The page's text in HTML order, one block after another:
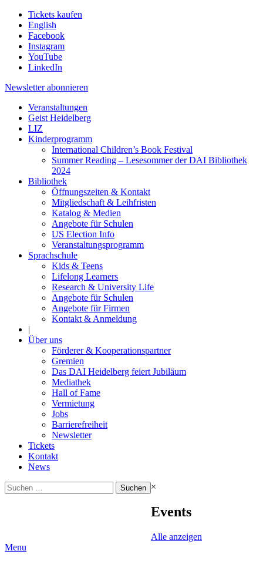
Tickets kaufen
English
Facebook
Instagram
YouTube
LinkedIn
Newsletter abonnieren
Veranstaltungen
Geist Heidelberg
LIZ
Kinderprogramm
International Children’s Book Festival
Summer Reading – Lesesommer der DAI Bibliothek
2024
Bibliothek
Öffnungszeiten & Kontakt
Mitgliedschaft & Leihfristen
Katalog & Medien
Angebote für Schulen
US Election Info
Veranstaltungsprogramm
Sprachschule
Kids & Teens
Lifelong Learners
Research & University Life
Angebote für Schulen
Angebote für Firmen
Kontakt & Anmeldung
|
Über uns
Förderer & Kooperationspartner
Gremien
Das DAI Heidelberg feiert Jubiläum
Mediathek
Hall of Fame
Vermietung
Jobs
Barrierefreiheit
Newsletter
Tickets
Kontakt
News
Suchen
nach:
×
Events
Alle anzeigen
Menu